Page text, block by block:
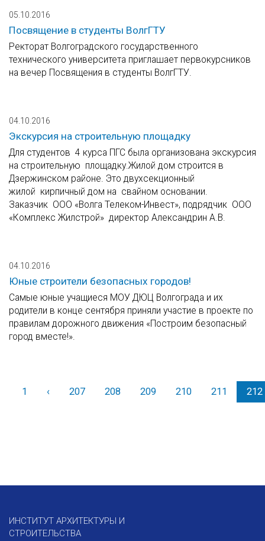
05.10.2016
Посвящение в студенты ВолгГТУ
Ректорат Волгоградского государственного
технического университета приглашает первокурсников
на вечер Посвящения в студенты ВолгГТУ.
04.10.2016
Экскурсия на строительную площадку
Для студентов 4 курса ПГС была организована экскурсия
на строительную площадку.Жилой дом строится в
Дзержинском районе. Это двухсекционный
жилой кирпичный дом на свайном основании.
Заказчик ООО «Волга Телеком-Инвест», подрядчик ООО
«Комплекс Жилстрой» директор Александрин А.В.
04.10.2016
Юные строители безопасных городов!
Самые юные учащиеся МОУ ДЮЦ Волгограда и их
родители в конце сентября приняли участие в проекте по
правилам дорожного движения «Построим безопасный
город вместе!».
1 ‹Назад207 208 209 210 211 212
ИНСТИТУТ АРХИТЕКТУРЫ И
СТРОИТЕЛЬСТВА